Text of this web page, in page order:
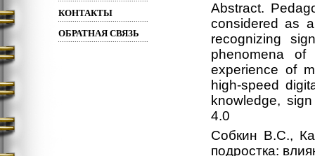
КОНТАКТЫ
ОБРАТНАЯ СВЯЗЬ
Abstract.
considered as
recognizing
phenomena of
experience of
high-speed
knowledge,
4.0
Собкин В.С.,
подростка: